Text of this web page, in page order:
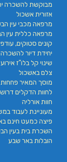
מבוקשת להשכרה
אזורית אשכול
מרפאה מכבי עין
מרפאה כללית עין
קונים סטוקים,
יחידת דיור להשכרה
שינוי קל בלו"ז אירוע 35 שנה לפינוי חבל ימית וסיני
צלם באשכול
מוסך המאיר
לחוות הדקלים
חוות אורליה
מעוניינת לעבוד
פיצה כמעט חינם
השכרת בית בעין
הובלות באר שבע